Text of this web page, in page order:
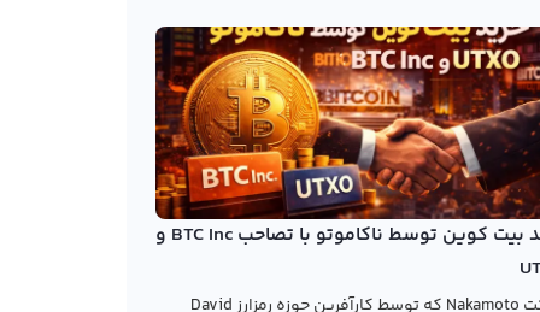
خرید بیت کوین توسط ناکاموتو با تصاحب BTC Inc و
شرکت Nakamoto که توسط کارآفرین حوزه رمزارز David